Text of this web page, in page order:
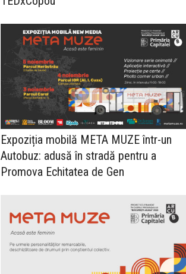
Expoziția mobilă META MUZE într-un
Autobuz: adusă în stradă pentru a
Promova Echitatea de Gen